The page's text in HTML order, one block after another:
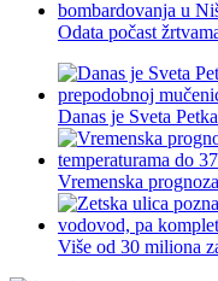
Odata počast
Danas je Sveta
Vremenska prognoza
Više od 30 miliona